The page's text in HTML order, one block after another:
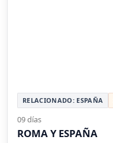
RELACIONADO: ESPAÑA
09 días
ROMA Y ESPAÑA